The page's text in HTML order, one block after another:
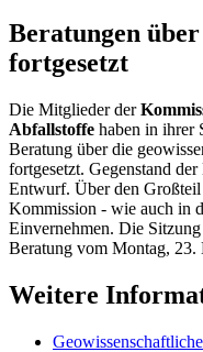
Beratungen
fortgesetzt
Die Mitglieder der
Abfallstoffe haben in ihrer
Beratung über die
fortgesetzt. Gegenstand
Entwurf. Über den
Kommission - wie auch in
Einvernehmen. Die
Beratung vom Montag, 23.
Weitere